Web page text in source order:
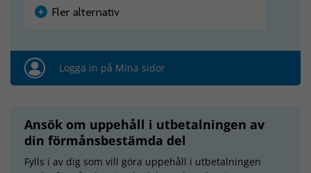
Fler alternativ
Logga in på Mina sidor
Ansök om uppehåll i utbetalningen av
din förmånsbestämda del
Fylls i av dig som vill göra uppehåll i utbetalningen